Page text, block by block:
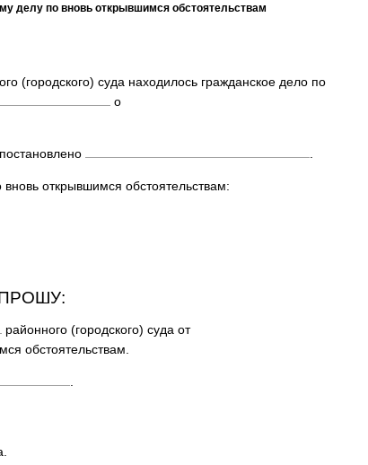
делу по вновь открывшимся обстоятельствам
(городского) суда находилось гражданское дело по
о
постановлено
открывшимся обстоятельствам:
районного (городского) суда от
обстоятельствам.